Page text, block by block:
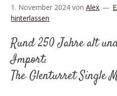
1. November 2024 vonAlex
hinterlassen
Rund 250 Jahre alt
Import:
The Glenturret Single